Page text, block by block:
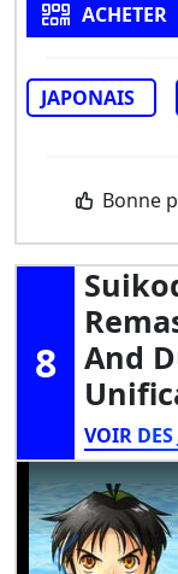
ACHETER
JAPONAIS
Bonne
8
And
VOIR